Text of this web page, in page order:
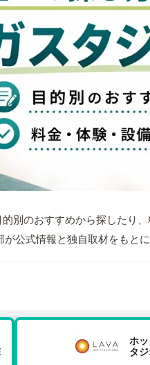
別のおすすめから探したり
公式情報と独自取材をもとに
ホ
タ